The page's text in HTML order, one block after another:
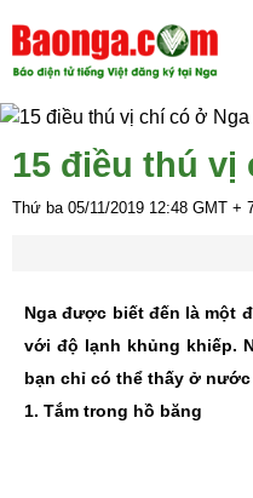
15 điều thú vị
Thứ ba 05/11/2019 12:48 GMT +
Nga được biết đến là một
với độ lạnh khủng khiếp.
bạn chỉ có thể thấy ở nước
1. Tắm trong hồ băng